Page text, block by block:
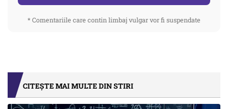
* Comentariile care contin limbaj vulgar vor fi suspendate
CITEȘTE MAI MULTE DIN STIRI